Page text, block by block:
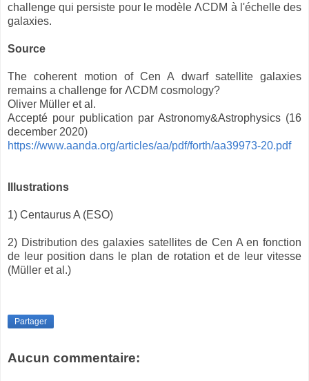
challenge qui persiste pour le modèle ΛCDM à l'échelle des
galaxies.
Source
The coherent motion of Cen A dwarf satellite galaxies
remains a challenge for ΛCDM cosmology?
Oliver Müller et al.
Accepté pour publication par Astronomy&Astrophysics (16
december 2020)
https://www.aanda.org/articles/aa/pdf/forth/aa39973-20.pdf
Illustrations
1) Centaurus A (ESO)
2) Distribution des galaxies satellites de Cen A en fonction
de leur position dans le plan de rotation et de leur vitesse
(Müller et al.)
Partager
Aucun commentaire: